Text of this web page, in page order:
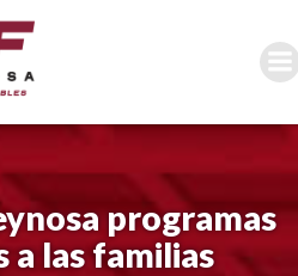
al
contenido
programas
a las familias